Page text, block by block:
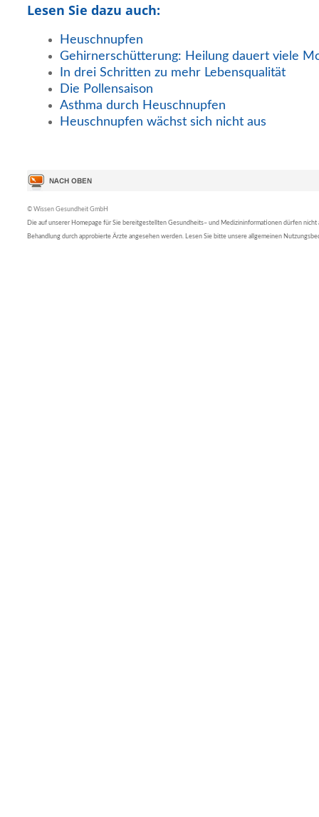
Lesen Sie dazu auch:
Heuschnupfen
Gehirnerschütterung: Heilung dauert viele
In drei Schritten zu mehr Lebensqualität
Die Pollensaison
Asthma durch Heuschnupfen
Heuschnupfen wächst sich nicht aus
© Wissen Gesundheit GmbH
Die auf unserer Homepage für Sie bereitgestellten Gesundheits– und Medizininformationen dürfen nicht
Behandlung durch approbierte Ärzte angesehen werden. Lesen Sie bitte unsere allgemeinen